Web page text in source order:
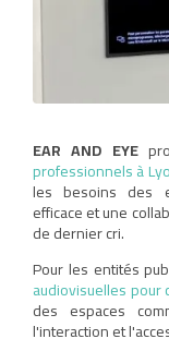
EAR AND EYE
professionnels à
les besoins des
efficace et une
de dernier cri.
Pour les entités
audiovisuelles pour
des espaces
l'interaction et